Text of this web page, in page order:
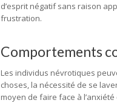
d’esprit négatif sans raison
frustration.
Comportements
Les individus névrotiques
choses, la nécessité de se
moyen de faire face à l’anxiété